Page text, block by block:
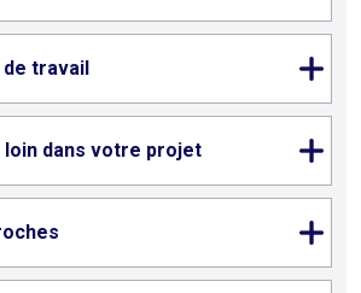
travail
loin dans votre projet